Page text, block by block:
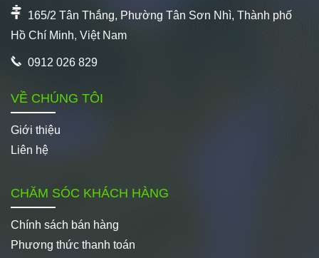
165/2 Tân Thắng, Phường Tân Sơn Nhì, Thành phố
Hồ Chí Minh, Việt Nam
0912 026 829
VỀ CHÚNG TÔI
Giới thiệu
Liên hệ
CHĂM SÓC KHÁCH HÀNG
Chính sách bán hàng
Phương thức thanh toán